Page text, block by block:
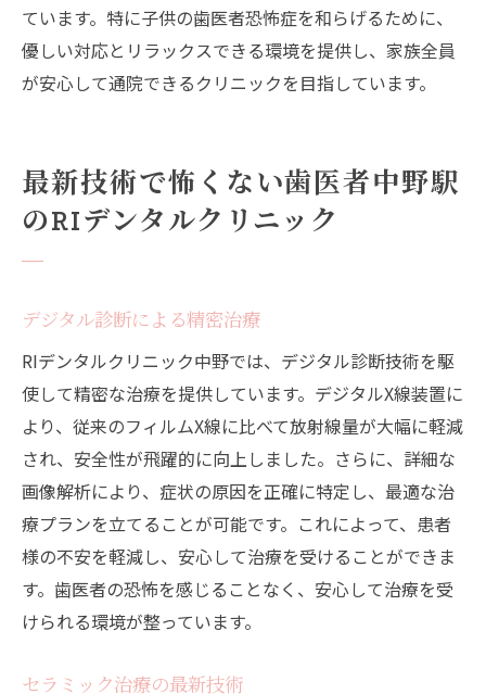
ています。特に子供の歯医者恐怖症を和らげるために、
優しい対応とリラックスできる環境を提供し、家族全員
が安心して通院できるクリニックを目指しています。
最新技術で怖くない歯医者中野駅
のRIデンタルクリニック
デジタル診断による精密治療
RIデンタルクリニック中野では、デジタル診断技術を駆
使して精密な治療を提供しています。デジタルX線装置に
より、従来のフィルムX線に比べて放射線量が大幅に軽減
され、安全性が飛躍的に向上しました。さらに、詳細な
画像解析により、症状の原因を正確に特定し、最適な治
療プランを立てることが可能です。これによって、患者
様の不安を軽減し、安心して治療を受けることができま
す。歯医者の恐怖を感じることなく、安心して治療を受
けられる環境が整っています。
セラミック治療の最新技術